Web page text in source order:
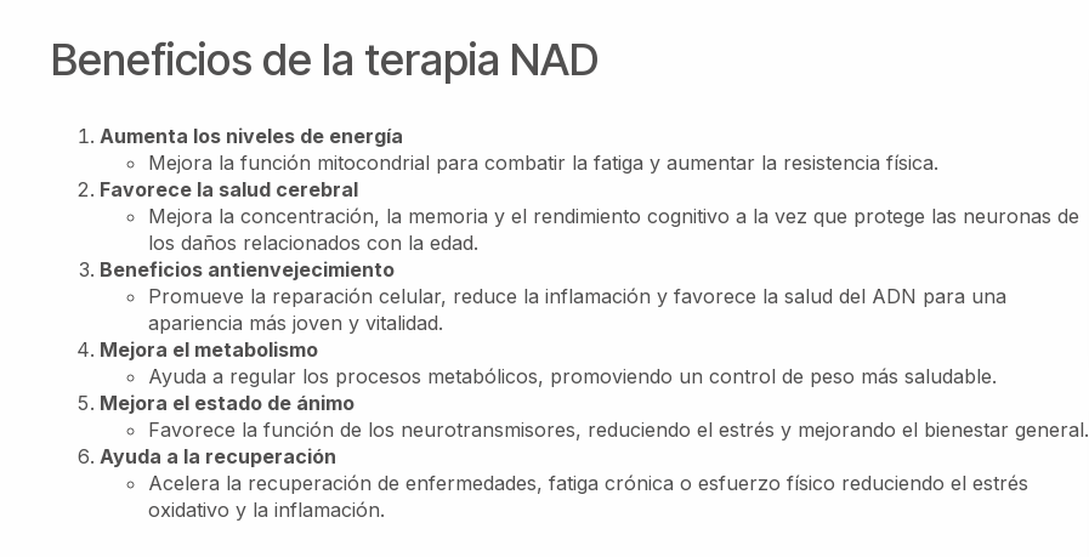
Beneficios de la terapia NAD
Aumenta los niveles de energía
Mejora la función mitocondrial para combatir la fatiga y aumentar la resistencia física.
Favorece la salud cerebral
Mejora la concentración, la memoria y el rendimiento cognitivo a la vez que protege las neuronas de
los daños relacionados con la edad.
Beneficios antienvejecimiento
Promueve la reparación celular, reduce la inflamación y favorece la salud del ADN para una
apariencia más joven y vitalidad.
Mejora el metabolismo
Ayuda a regular los procesos metabólicos, promoviendo un control de peso más saludable.
Mejora el estado de ánimo
Favorece la función de los neurotransmisores, reduciendo el estrés y mejorando el bienestar general.
Ayuda a la recuperación
Acelera la recuperación de enfermedades, fatiga crónica o esfuerzo físico reduciendo el estrés
oxidativo y la inflamación.